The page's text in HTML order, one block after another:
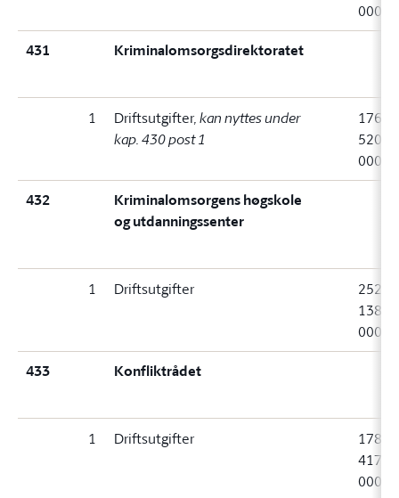
000
431 Kriminalomsorgsdirektoratet
1 Driftsutgifter, kan nyttes under
kap. 430 post 1
176
520
000
432
Kriminalomsorgens høgskole
og utdanningssenter
1 Driftsutgifter
252
138
000
433 Konfliktrådet
1 Driftsutgifter
178
417
000